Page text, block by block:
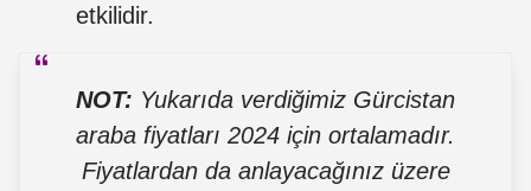
etkilidir.
NOT: Yukarıda verdiğimiz Gürcistan
araba fiyatları 2024 için ortalamadır.
Fiyatlardan da anlayacağınız üzere